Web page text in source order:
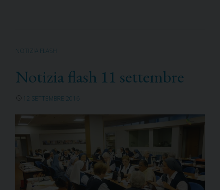
NOTIZIA FLASH
Notizia flash 11 settembre
12 SETTEMBRE 2016